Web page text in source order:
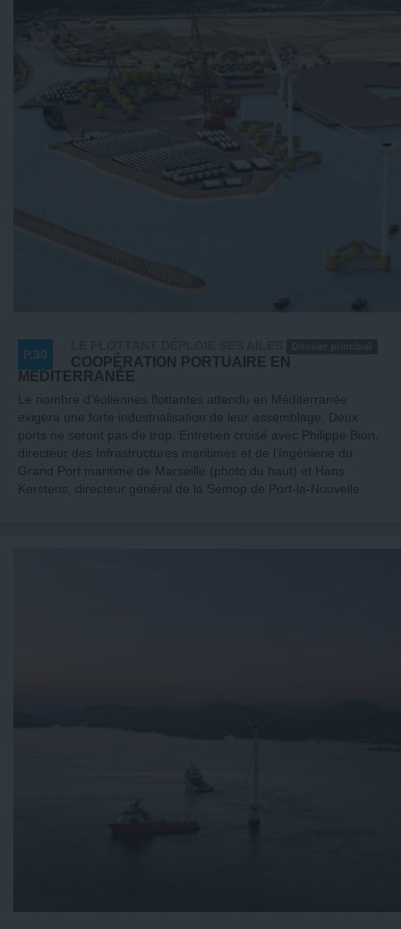
P.30
COOPÉRATION PORTUAIRE EN
MÉDITERRANÉE
Le nombre d’éoliennes flottantes attendu en Méditerranée
exigera une forte industrialisation de leur assemblage. Deux
ports ne seront pas de trop. Entretien croisé avec Philippe Bion,
directeur des Infrastructures maritimes et de l’Ingénierie du
Grand Port maritime de Marseille (photo du haut) et Hans
Kerstens, directeur général de la Semop de Port-la-Nouvelle.